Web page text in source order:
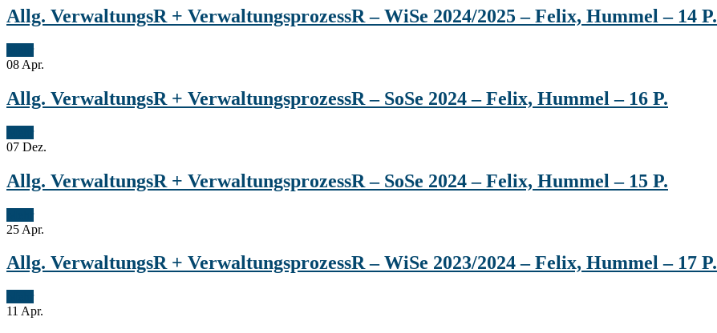
Allg. VerwaltungsR + VerwaltungsprozessR – WiSe 2024/2025 – Felix, Hummel – 14 P.
08 Apr.
Allg. VerwaltungsR + VerwaltungsprozessR – SoSe 2024 – Felix, Hummel – 16 P.
07 Dez.
Allg. VerwaltungsR + VerwaltungsprozessR – SoSe 2024 – Felix, Hummel – 15 P.
25 Apr.
Allg. VerwaltungsR + VerwaltungsprozessR ‒ WiSe 2023/2024 ‒ Felix, Hummel ‒ 17 P.
11 Apr.